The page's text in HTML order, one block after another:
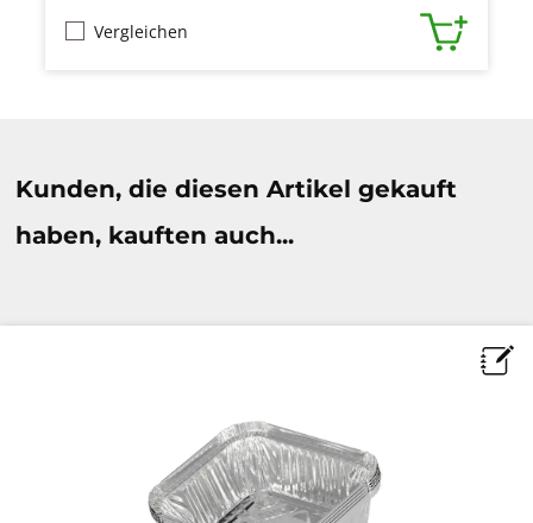
Vergleichen
Kunden, die diesen Artikel gekauft
haben, kauften auch...